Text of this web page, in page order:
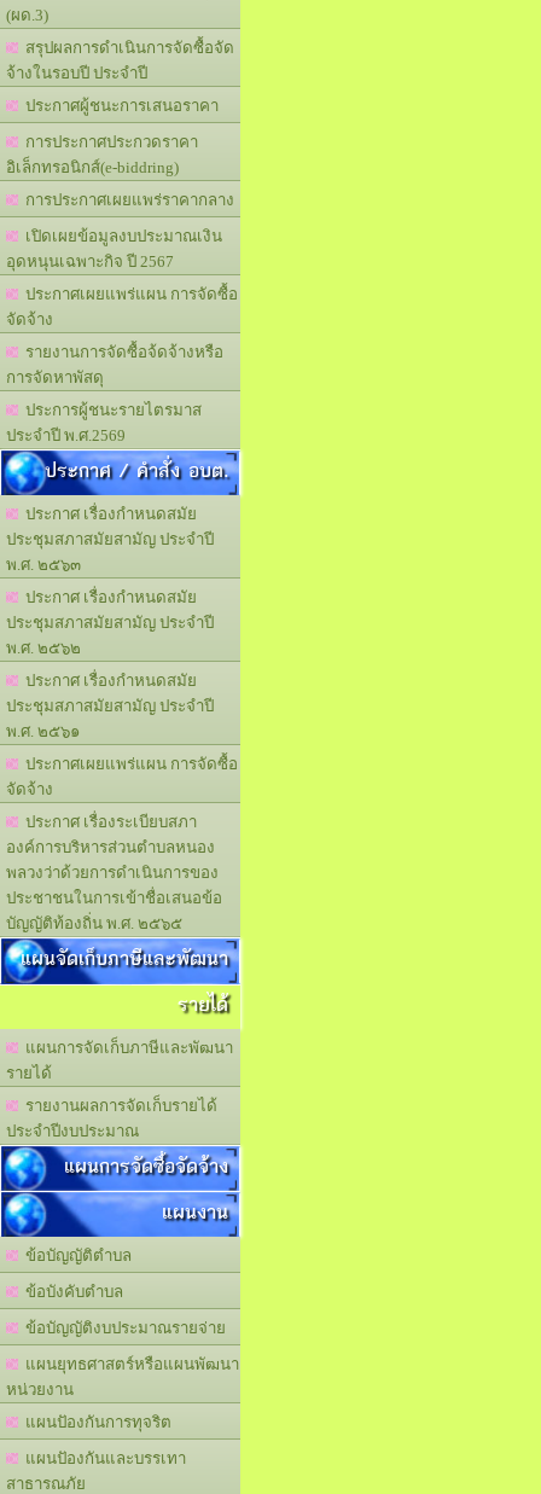
(ผด.3)
สรุปผลการดำเนินการจัดซื้อจัด
จ้างในรอบปี ประจำปี
ประกาศผู้ชนะการเสนอราคา
การประกาศประกวดราคา
อิเล็กทรอนิกส์(e-biddring)
การประกาศเผยแพร่ราคากลาง
เปิดเผยข้อมูลงบประมาณเงิน
อุดหนุนเฉพาะกิจ ปี 2567
ประกาศเผยแพร่แผน การจัดซื้อ
จัดจ้าง
รายงานการจัดซื้อจ้ดจ้างหรือ
การจัดหาพัสดุ
ประการผู้ชนะรายไตรมาส
ประจำปี พ.ศ.2569
ประกาศ / คำสั่ง อบต.
ประกาศ เรื่องกำหนดสมัย
ประชุมสภาสมัยสามัญ ประจำปี
พ.ศ. ๒๕๖๓
ประกาศ เรื่องกำหนดสมัย
ประชุมสภาสมัยสามัญ ประจำปี
พ.ศ. ๒๕๖๒
ประกาศ เรื่องกำหนดสมัย
ประชุมสภาสมัยสามัญ ประจำปี
พ.ศ. ๒๕๖๑
ประกาศเผยแพร่แผน การจัดซื้อ
จัดจ้าง
ประกาศ เรื่องระเบียบสภา
องค์การบริหารส่วนตำบลหนอง
พลวงว่าด้วยการดำเนินการของ
ประชาชนในการเข้าชื่อเสนอข้อ
บัญญัติท้องถิ่น พ.ศ. ๒๕๖๕
แผนจัดเก็บภาษีและพัฒนา
รายได้
แผนการจัดเก็บภาษีและพัฒนา
รายได้
รายงานผลการจัดเก็บรายได้
ประจำปีงบประมาณ
แผนการจัดซื้อจัดจ้าง
แผนงาน
ข้อบัญญัติตำบล
ข้อบังคับตำบล
ข้อบัญญัติงบประมาณรายจ่าย
แผนยุทธศาสตร์หรือแผนพัฒนา
หน่วยงาน
แผนปัองกันการทุจริต
แผนปัองกันและบรรเทา
สาธารณภัย